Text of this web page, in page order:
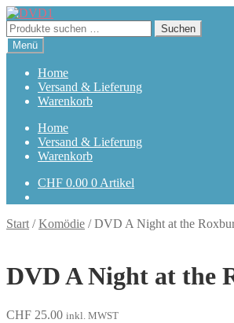
Zur
Navigation
springen
Zum
Inhalt
springen
Suchen
nach:
Suchen
Menü
Home
Versand & Lieferung
Warenkorb
Home
Versand & Lieferung
Warenkorb
CHF 0.00 0 Artikel
Start /Komödie /DVD A Night at the
DVD A Night at the
CHF 25.00 inkl. MWST